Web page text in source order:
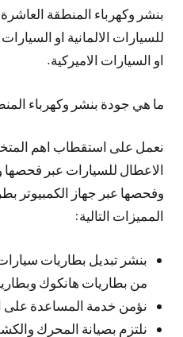
بنشر وكهرباء المنطقة
للسيارات الالمانية او
او السيارات الاميركية.
ما هي جودة بنشر وكهرباء
نعمل على استقطاب اهم
الاعطال للسيارات عبر
وفحصها عبر جهاز الكمبيوتر
المميزات التالية:
بنشر تبديل بطاريات
من بطاريات هانكوك
نؤمن خدمة المساعدة على
نلتزم بصيانة المحرك